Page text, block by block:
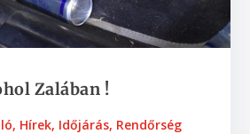
Zalában !
, Hírek, Időjárás, Rendőrség